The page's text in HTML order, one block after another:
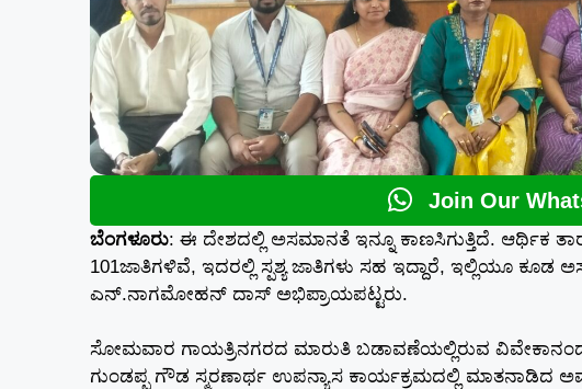
Join Our
ಬೆಂಗಳೂರು: ಈ ದೇಶದಲ್ಲಿ ಅಸಮಾನತೆ ಇನ್ನೂ ಕಾಣಸಿಗುತ್ತಿದೆ. ಆರ್ಥಿಕ
101ಜಾತಿಗಳಿವೆ, ಇದರಲ್ಲಿ ಸ್ಪಶ್ಯ ಜಾತಿಗಳು ಸಹ ಇದ್ದಾರೆ, ಇಲ್ಲಿಯೂ
ಎನ್.ನಾಗಮೋಹನ್ ದಾಸ್ ಅಭಿಪ್ರಾಯಪಟ್ಟರು.
ಸೋಮವಾರ ಗಾಯತ್ರಿನಗರದ ಮಾರುತಿ ಬಡಾವಣೆಯಲ್ಲಿರುವ
ಗುಂಡಪ್ಪ ಗೌಡ ಸ್ಮರಣಾರ್ಥ ಉಪನ್ಯಾಸ ಕಾರ್ಯಕ್ರಮದಲ್ಲಿ ಮಾತನಾಡಿದ